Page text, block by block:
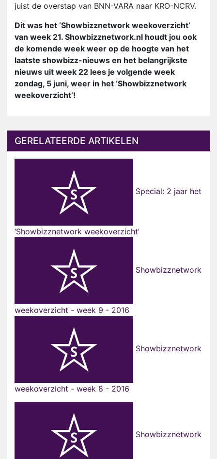
juist de overstap van BNN-VARA naar KRO-NCRV.
Dit was het ‘Showbizznetwork weekoverzicht’
van week 21. Showbizznetwork.nl houdt jou ook
de komende week weer op de hoogte van het
laatste showbizz-nieuws en het belangrijkste
nieuws uit week 22 lees je volgende week
zondag, 5 juni, weer in het ‘Showbizznetwork
weekoverzicht’!
GERELATEERDE ARTIKELEN
Special: 2 jaar het
‘Showbizznetwork weekoverzicht’
Showbizznetwork
weekoverzicht - week 9 - 2016
Showbizznetwork
weekoverzicht - week 8 - 2016
Showbizznetwork